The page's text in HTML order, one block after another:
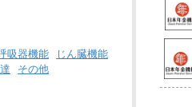
変更なし
吸器機能
じん臓機能
その他